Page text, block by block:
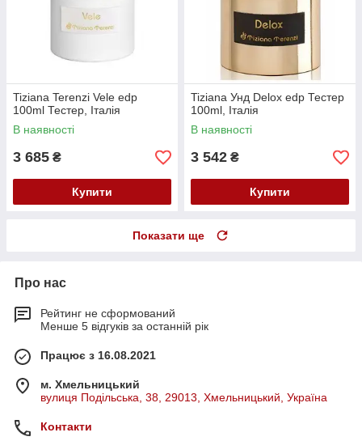
Tiziana Terenzi Vele edp
100ml Тестер, Італія
В наявності
3 685 ₴
Купити
Tiziana Унд Delox edp Тестер
100ml, Італія
В наявності
3 542 ₴
Купити
Показати ще
Про нас
Рейтинг не сформований
Менше 5 відгуків за останній рік
Працює з 16.08.2021
м. Хмельницький
вулиця Подільська, 38, 29013, Хмельницький, Україна
Контакти